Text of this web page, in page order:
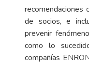
recomendaciones
de socios, e
prevenir
como lo
compañías